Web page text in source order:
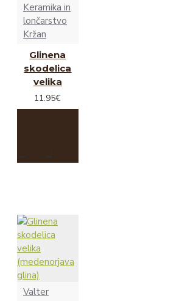
Keramika in
lončarstvo
Kržan
Glinena
skodelica
velika
11.95€
Valter